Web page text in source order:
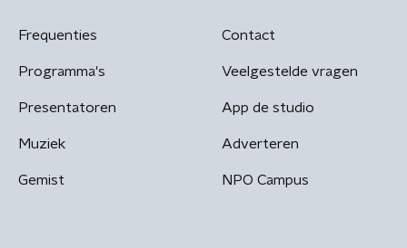
Frequenties
Programma's
Presentatoren
Muziek
Gemist
Contact
Veelgestelde vragen
App de studio
Adverteren
NPO Campus